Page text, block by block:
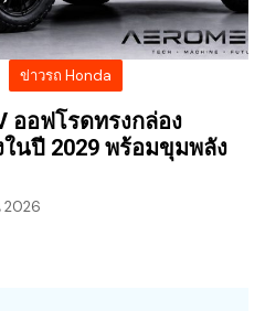
ข่าวรถ Honda
ออฟโรดทรงกล่อง
นปี 2029 พร้อมขุมพลัง
2026